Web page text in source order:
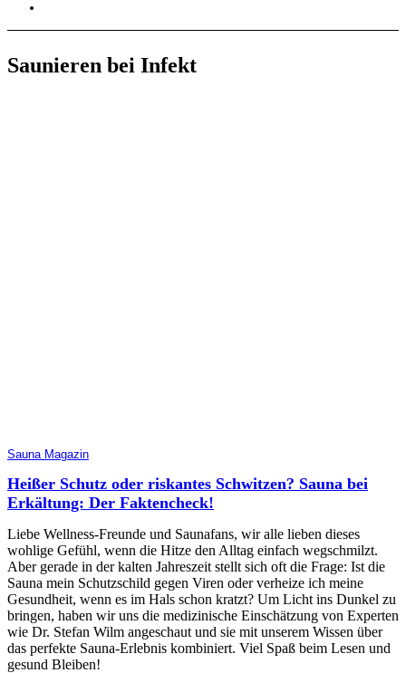
Saunieren bei Infekt
Sauna Magazin
Heißer Schutz oder riskantes Schwitzen? Sauna bei
Erkältung: Der Faktencheck!
Liebe Wellness-Freunde und Saunafans, wir alle lieben dieses
wohlige Gefühl, wenn die Hitze den Alltag einfach wegschmilzt.
Aber gerade in der kalten Jahreszeit stellt sich oft die Frage: Ist die
Sauna mein Schutzschild gegen Viren oder verheize ich meine
Gesundheit, wenn es im Hals schon kratzt? Um Licht ins Dunkel zu
bringen, haben wir uns die medizinische Einschätzung von Experten
wie Dr. Stefan Wilm angeschaut und sie mit unserem Wissen über
das perfekte Sauna-Erlebnis kombiniert. Viel Spaß beim Lesen und
gesund Bleiben!